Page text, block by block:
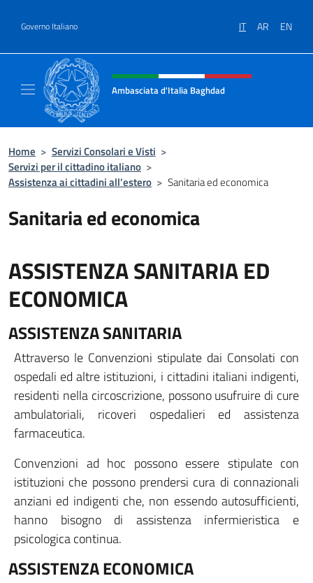
Governo Italiano IT AR EN
Intestazione sito, social e menù
Ambasciata d'Italia Baghdad
Home > Servizi Consolari e Visti >
Servizi per il cittadino italiano >
Assistenza ai cittadini all’estero > Sanitaria ed economica
Sanitaria ed economica
ASSISTENZA SANITARIA ED
ECONOMICA
ASSISTENZA SANITARIA
Attraverso le Convenzioni stipulate dai Consolati con
ospedali ed altre istituzioni, i cittadini italiani indigenti,
residenti nella circoscrizione, possono usufruire di cure
ambulatoriali, ricoveri ospedalieri ed assistenza
farmaceutica.
Convenzioni ad hoc possono essere stipulate con
istituzioni che possono prendersi cura di connazionali
anziani ed indigenti che, non essendo autosufficienti,
hanno bisogno di assistenza infermieristica e
psicologica continua.
ASSISTENZA ECONOMICA